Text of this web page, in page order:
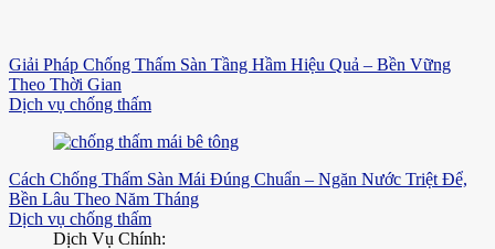
Giải Pháp Chống Thấm Sàn Tầng Hầm Hiệu Quả – Bền Vững
Theo Thời Gian
Dịch vụ chống thấm
Cách Chống Thấm Sàn Mái Đúng Chuẩn – Ngăn Nước Triệt Để,
Bền Lâu Theo Năm Tháng
Dịch vụ chống thấm
Dịch Vụ Chính: